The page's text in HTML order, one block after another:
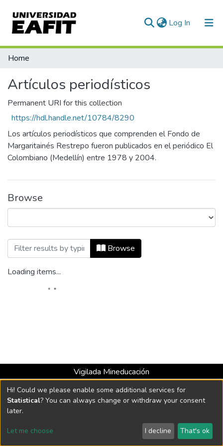
Log In (current)
Home
Artículos periodísticos
Permanent URI for this collection
https://hdl.handle.net/10784/8290
Los artículos periodísticos que comprenden el Fondo de
Margaritainés Restrepo fueron publicados en el periódico El
Colombiano (Medellín) entre 1978 y 2004.
Browse
Browsing Artículos periodísticos by
Browse
Loading items...
Vigilada Mineducación
Universidad con Acreditación Institucional hasta 2026 -
Resolución MEN 2158 de 2018
DSpace software copyright © 2002-2026 LYRASIS
Hi! Could we please enable some additional services for
Statistical? You can always change or withdraw your consent
later.
Let me choose I decline That's ok